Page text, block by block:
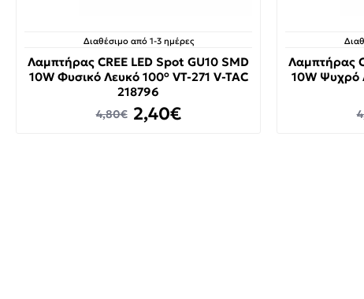
Διαθέσιμο από 1-3 ημέρες
Λαμπτήρας CREE LED Spot GU10 SMD
10W Φυσικό Λευκό 100° VT-271 V-TAC
218796
2,40€
4,80€
Λαμπτήρας
10W Ψυχρό